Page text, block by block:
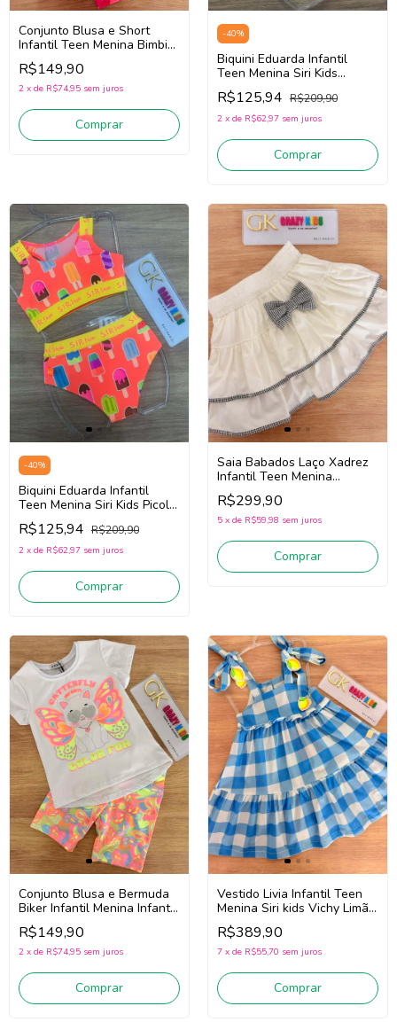
Conjunto Blusa e Short
Infantil Teen Menina Bimbi
Fb203 (Off White/Rosa)
R$149,90
2 x de R$74,95 sem juros
Comprar
-40%
Biquini Eduarda Infantil
Teen Menina Siri Kids
Estrelinha 40174
(Verde/Laranja/Rosa)
R$125,94 R$209,90
2 x de R$62,97 sem juros
Comprar
-40%
Biquini Eduarda Infantil
Teen Menina Siri Kids Picolé
40174 (Laranja)
R$125,94 R$209,90
2 x de R$62,97 sem juros
Comprar
Saia Babados Laço Xadrez
Infantil Teen Menina
Pituchinhus 30715 (Off
White)
R$299,90
5 x de R$59,98 sem juros
Comprar
Conjunto Blusa e Bermuda
Biker Infantil Menina Infanti
95319 (Branco/Rosa)
R$149,90
2 x de R$74,95 sem juros
Comprar
Vestido Livia Infantil Teen
Menina Siri kids Vichy Limão
43284 (Azul/Off White)
R$389,90
7 x de R$55,70 sem juros
Comprar